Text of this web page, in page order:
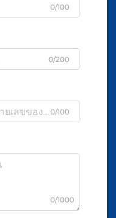
0/100
0/200
0/100
0/1000